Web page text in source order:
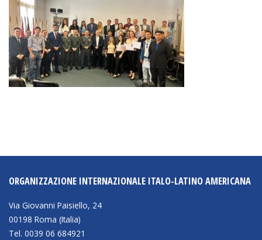
ORGANIZZAZIONE INTERNAZIONALE ITALO-LATINO AMERICANA
Via Giovanni Paisiello, 24
00198 Roma (Italia)
Tel. 0039 06 684921